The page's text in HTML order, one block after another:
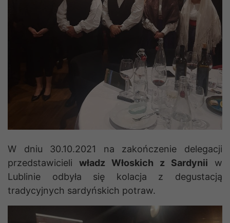
W dniu 30.10.2021 na zakończenie delegacji
przedstawicieli władz Włoskich z Sardynii w
Lublinie odbyła się kolacja z degustacją
tradycyjnych sardyńskich potraw.